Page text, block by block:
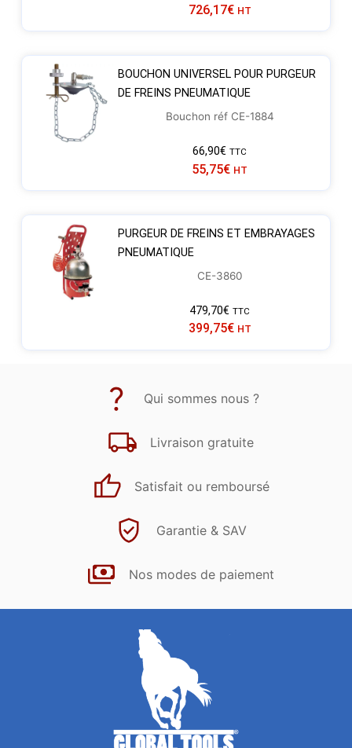
726,17€ HT
BOUCHON UNIVERSEL POUR PURGEUR
DE FREINS PNEUMATIQUE
Bouchon réf CE-1884
66,90€ TTC
55,75€ HT
PURGEUR DE FREINS ET EMBRAYAGES
PNEUMATIQUE
CE-3860
479,70€ TTC
399,75€ HT
Qui sommes nous ?
Livraison gratuite
Satisfait ou remboursé
Garantie & SAV
Nos modes de paiement